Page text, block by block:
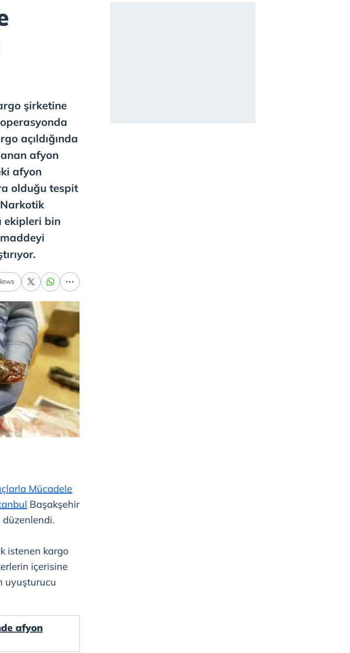
şirketine
açıldığında
afyon
afyon
olduğu tespit
ekipleri bin
Mücadele
Başakşehir
düzenlendi.
istenen kargo
içerisine
uyuşturucu
afyon